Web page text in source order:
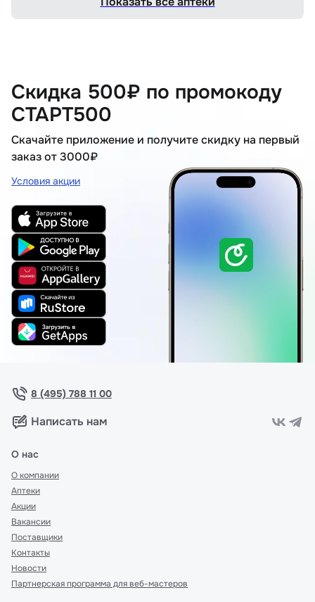
Скидка 500₽ по промокоду
СТАРТ500
Скачайте приложение и получите скидку на первый
заказ от 3000₽
Условия акции
8 (495) 788 11 00
Написать нам
О нас
О компании
Аптеки
Акции
Вакансии
Поставщики
Контакты
Новости
Партнерская программа для веб-мастеров